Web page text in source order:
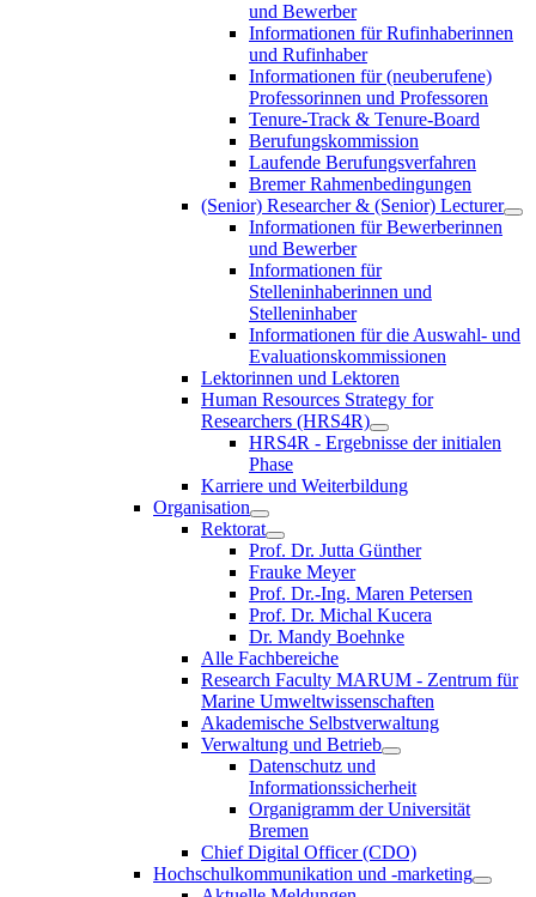
und Bewerber
Informationen für Rufinhaberinnen
und Rufinhaber
Informationen für (neuberufene)
Professorinnen und Professoren
Tenure-Track & Tenure-Board
Berufungskommission
Laufende Berufungsverfahren
Bremer Rahmenbedingungen
(Senior) Researcher & (Senior) Lecturer
Informationen für Bewerberinnen
und Bewerber
Informationen für
Stelleninhaberinnen und
Stelleninhaber
Informationen für die Auswahl- und
Evaluationskommissionen
Lektorinnen und Lektoren
Human Resources Strategy for
Researchers (HRS4R)
HRS4R - Ergebnisse der initialen
Phase
Karriere und Weiterbildung
Organisation
Rektorat
Prof. Dr. Jutta Günther
Frauke Meyer
Prof. Dr.-Ing. Maren Petersen
Prof. Dr. Michal Kucera
Dr. Mandy Boehnke
Alle Fachbereiche
Research Faculty MARUM - Zentrum für
Marine Umweltwissenschaften
Akademische Selbstverwaltung
Verwaltung und Betrieb
Datenschutz und
Informationssicherheit
Organigramm der Universität
Bremen
Chief Digital Officer (CDO)
Hochschulkommunikation und -marketing